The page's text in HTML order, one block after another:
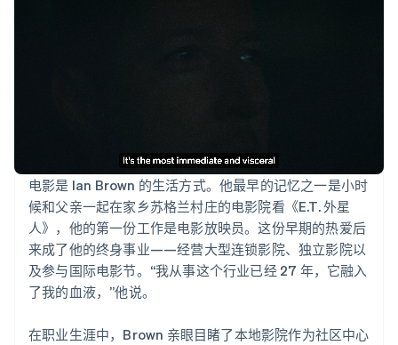
电影是 Ian Brown 的生活方式。他最早的记忆之一是小时
候和父亲一起在家乡苏格兰村庄的电影院看《E.T. 外星
人》，他的第一份工作是电影放映员。这份早期的热爱后
来成了他的终身事业——经营大型连锁影院、独立影院以
及参与国际电影节。“我从事这个行业已经 27 年，它融入
了我的血液，”他说。
在职业生涯中，Brown 亲眼目睹了本地影院作为社区中心